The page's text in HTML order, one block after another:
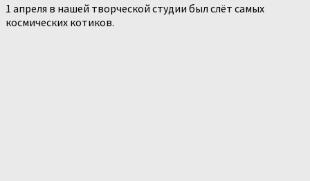
1 апреля в нашей творческой студии был слëт самых
космических котиков.